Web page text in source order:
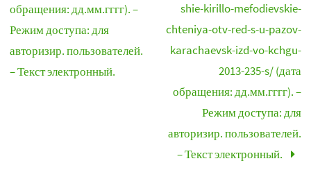
обращения: дд.мм.гггг). –
Режим доступа: для
авторизир. пользователей.
– Текст электронный.
shie-kirillo-mefodievskie-
chteniya-otv-red-s-u-pazov-
karachaevsk-izd-vo-kchgu-
2013-235-s/ (дата
обращения: дд.мм.гггг). –
Режим доступа: для
авторизир. пользователей.
– Текст электронный.